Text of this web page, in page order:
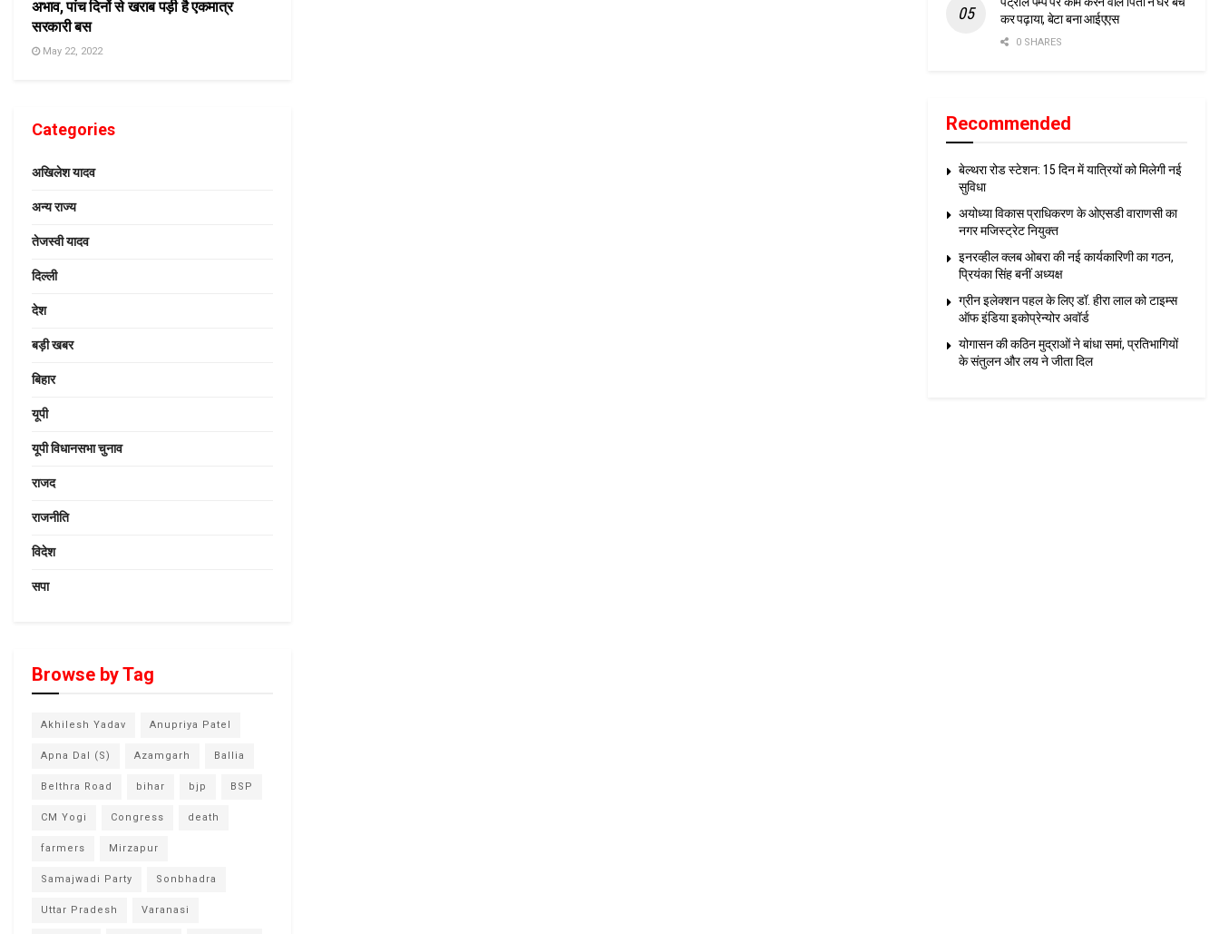
अभाव, पांच दिनों से खराब पड़ी है एकमात्र
सरकारी बस
May 22, 2022
Categories
अखिलेश यादव
अन्य राज्य
तेजस्वी यादव
दिल्ली
देश
बड़ी खबर
बिहार
यूपी
यूपी विधानसभा चुनाव
राजद
राजनीति
विदेश
सपा
Browse by Tag
Akhilesh Yadav Anupriya Patel
Apna Dal (S) Azamgarh Ballia
Belthra Road bihar bjp BSP
CM Yogi Congress death
farmers Mirzapur
Samajwadi Party Sonbhadra
Uttar Pradesh Varanasi
कर पढ़ाया, बेटा बना आईएएस
0 SHARES
Recommended
बेल्थरा रोड स्टेशन: 15 दिन में यात्रियों को मिलेगी नई
सुविधा
अयोध्या विकास प्राधिकरण के ओएसडी वाराणसी का
नगर मजिस्ट्रेट नियुक्त
इनरव्हील क्लब ओबरा की नई कार्यकारिणी का गठन,
प्रियंका सिंह बनीं अध्यक्ष
ग्रीन इलेक्शन पहल के लिए डॉ. हीरा लाल को टाइम्स
ऑफ इंडिया इकोप्रेन्योर अवॉर्ड
योगासन की कठिन मुद्राओं ने बांधा समां, प्रतिभागियों
के संतुलन और लय ने जीता दिल